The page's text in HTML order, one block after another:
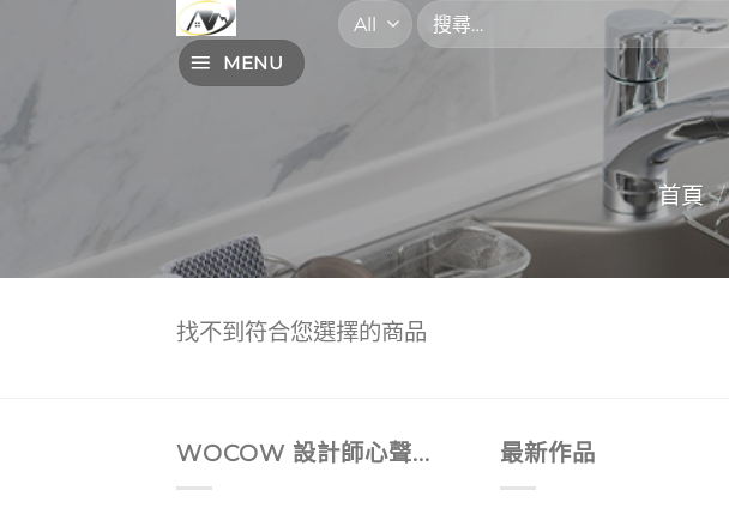
content
搜
尋
MENU
首頁 /
找不到符合您選擇的商品
WOCOW 設計師心聲... 最新作品